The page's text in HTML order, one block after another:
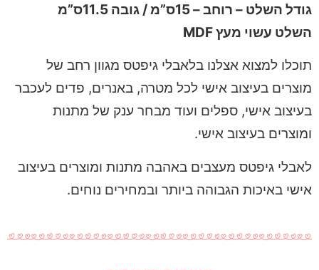
גודל השלט – רוחב – 15ס”מ / גובה 11.5ס”מ
השלט עשוי מעץ MDF
תוכלו למצוא אצלנו בלאבלי גיפטס מגוון רחב של
מוצרים בעיצוב אישי לכל מטרה, באנרים, פדים לעכבר
בעיצוב אישי, ספלים ועוד מבחר ענק של מתנות
ומוצרים בעיצוב אישי.
לאבלי גיפטס מעצבים באהבה מתנות ומוצרים בעיצוב
אישי באיכות הגבוהה ביותר ובמחירים נוחים.